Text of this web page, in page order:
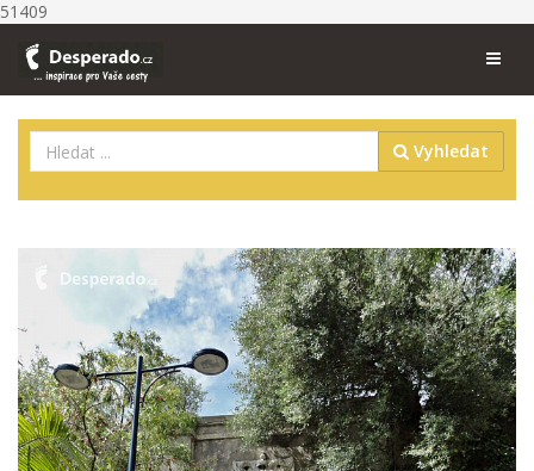
51409
Vyhledat